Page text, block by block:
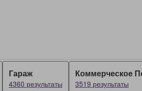
Гараж
4360 результаты
Коммерческое
3519 результаты